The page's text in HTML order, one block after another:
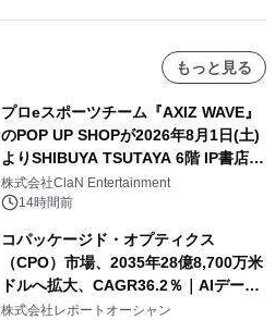
もっと見る
プロeスポーツチーム『AXIZ WAVE』
のPOP UP SHOPが2026年8月1日(土)
よりSHIBUYA TSUTAYA 6階 IP書店で
開催決定！！
株式会社ClaN Entertainment
14時間前
コパッケージド・オプティクス
（CPO）市場、2035年28億8,700万米
ドルへ拡大、CAGR36.2％｜AIデータ
センター・高速光通信需要が成長を加
株式会社レポートオーシャン